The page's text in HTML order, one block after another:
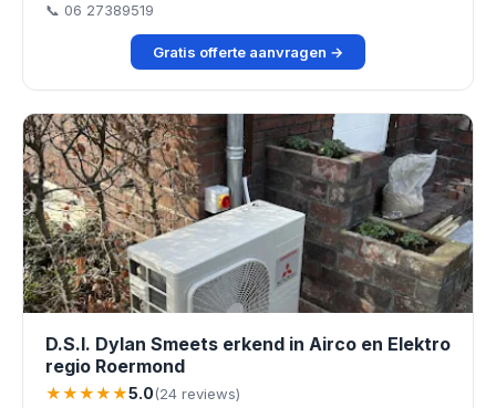
📞 06 27389519
Gratis offerte aanvragen →
D.S.I. Dylan Smeets erkend in Airco en Elektro
regio Roermond
★★★★★5.0(24 reviews)